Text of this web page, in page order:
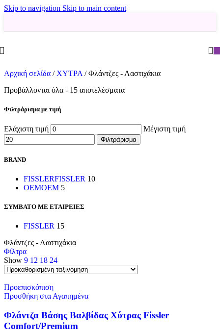
Skip to navigation Skip to main content
Αρχική σελίδα / ΧΥΤΡΑ / Φλάντζες - Λαστιχάκια
Προβάλλονται όλα - 15 αποτελέσματα
Φιλτράρισμα με τιμή
Ελάχιστη τιμή Μέγιστη τιμή
Φιλτράρισμα
BRAND
FISSLERFISSLER 10
OEMOEM 5
ΣΥΜΒΑΤΟ ΜΕ ΕΤΑΙΡΕΙΕΣ
FISSLER 15
Φλάντζες - Λαστιχάκια
Φίλτρα
Show 9 12 18 24
Προεπισκόπιση
Προσθήκη στα Αγαπημένα
Φλάντζα Βάσης Βαλβίδας Χύτρας Fissler
Comfort/Premium